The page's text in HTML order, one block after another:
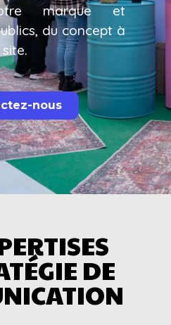
marque et
du concept à
nous
DE